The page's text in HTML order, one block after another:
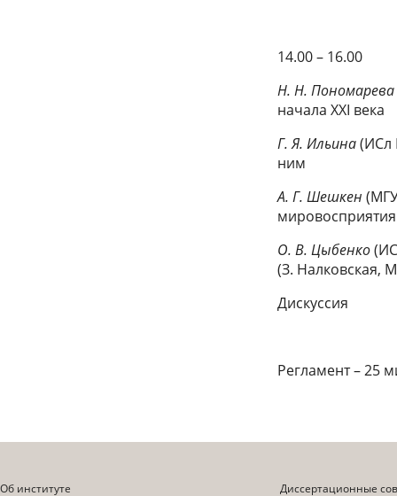
14.00 – 16.00
Н. Н. Пономарева
начала ХXI века
Г. Я. Ильина(ИСл
ним
А. Г. Шешкен
О. В. Цыбенко
(З. Налковская,
Дискуссия
Регламент – 25
Об институте Диссертационные